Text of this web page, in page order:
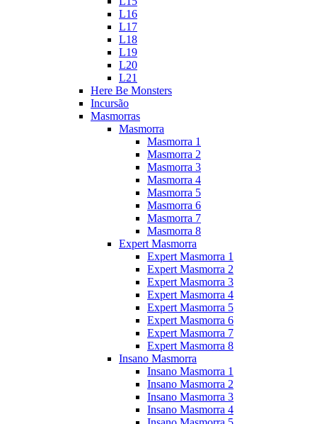
L16
L17
L18
L19
L20
L21
Here Be Monsters
Incursão
Masmorras
Masmorra
Masmorra 1
Masmorra 2
Masmorra 3
Masmorra 4
Masmorra 5
Masmorra 6
Masmorra 7
Masmorra 8
Expert Masmorra
Expert Masmorra 1
Expert Masmorra 2
Expert Masmorra 3
Expert Masmorra 4
Expert Masmorra 5
Expert Masmorra 6
Expert Masmorra 7
Expert Masmorra 8
Insano Masmorra
Insano Masmorra 1
Insano Masmorra 2
Insano Masmorra 3
Insano Masmorra 4